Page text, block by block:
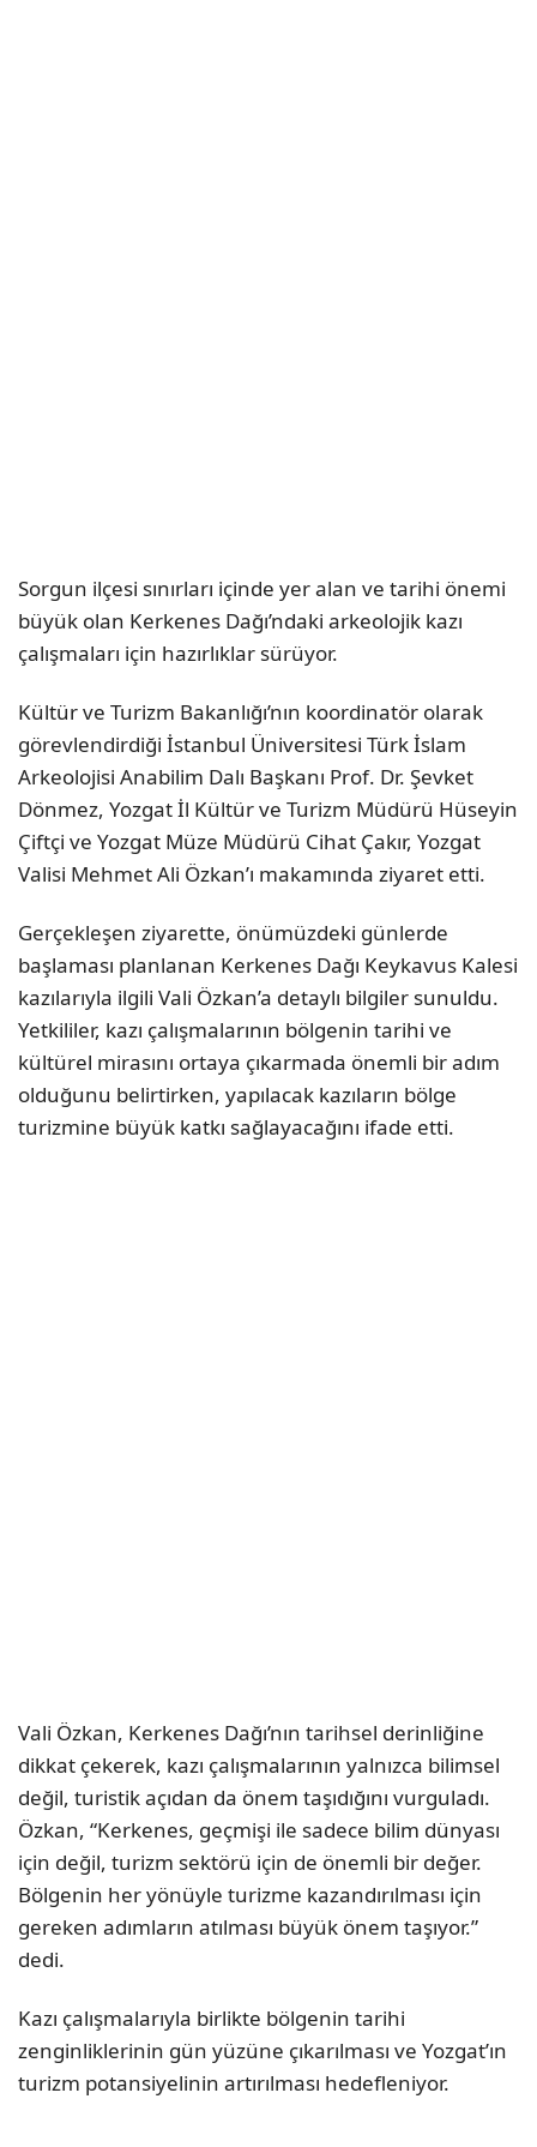
Sorgun ilçesi sınırları içinde yer alan ve tarihi önemi
büyük olan Kerkenes Dağı’ndaki arkeolojik kazı
çalışmaları için hazırlıklar sürüyor.
Kültür ve Turizm Bakanlığı’nın koordinatör olarak
görevlendirdiği İstanbul Üniversitesi Türk İslam
Arkeolojisi Anabilim Dalı Başkanı Prof. Dr. Şevket
Dönmez, Yozgat İl Kültür ve Turizm Müdürü Hüseyin
Çiftçi ve Yozgat Müze Müdürü Cihat Çakır, Yozgat
Valisi Mehmet Ali Özkan’ı makamında ziyaret etti.
Gerçekleşen ziyarette, önümüzdeki günlerde
başlaması planlanan Kerkenes Dağı Keykavus Kalesi
kazılarıyla ilgili Vali Özkan’a detaylı bilgiler sunuldu.
Yetkililer, kazı çalışmalarının bölgenin tarihi ve
kültürel mirasını ortaya çıkarmada önemli bir adım
olduğunu belirtirken, yapılacak kazıların bölge
turizmine büyük katkı sağlayacağını ifade etti.
Vali Özkan, Kerkenes Dağı’nın tarihsel derinliğine
dikkat çekerek, kazı çalışmalarının yalnızca bilimsel
değil, turistik açıdan da önem taşıdığını vurguladı.
Özkan, “Kerkenes, geçmişi ile sadece bilim dünyası
için değil, turizm sektörü için de önemli bir değer.
Bölgenin her yönüyle turizme kazandırılması için
gereken adımların atılması büyük önem taşıyor.”
dedi.
Kazı çalışmalarıyla birlikte bölgenin tarihi
zenginliklerinin gün yüzüne çıkarılması ve Yozgat’ın
turizm potansiyelinin artırılması hedefleniyor.